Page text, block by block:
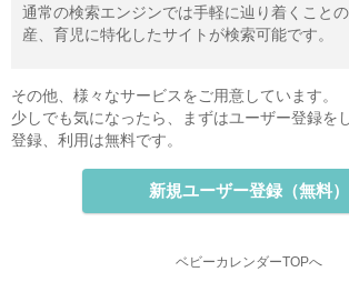
通常の検索エンジンでは手軽に辿り着くこと
産、育児に特化したサイトが検索可能です。
その他、様々なサービスをご用意しています。
少しでも気になったら、まずはユーザー登録を
登録、利用は無料です。
新規ユーザー登録（無料）
ベビーカレンダーTOPへ